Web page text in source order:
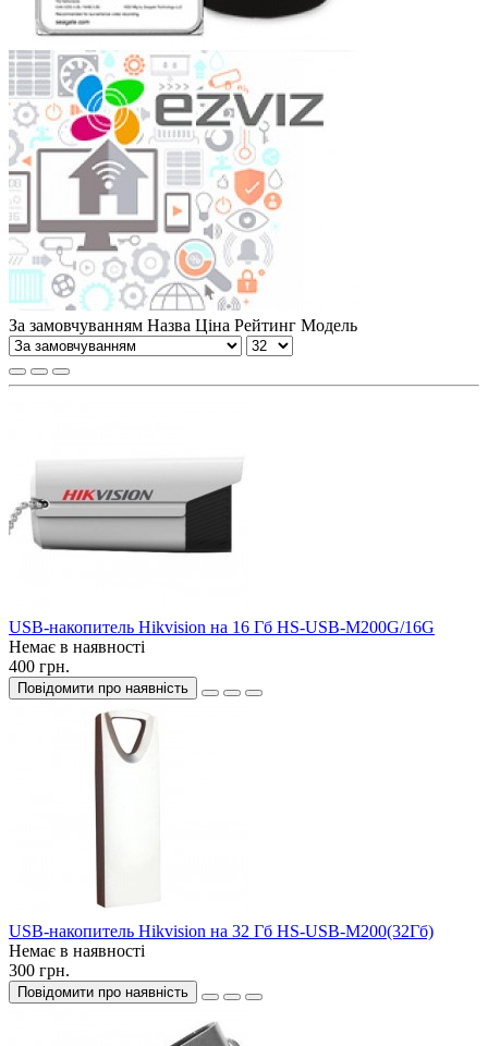
За замовчуванням Назва Ціна Рейтинг Модель
USB-накопитель Hikvision на 16 Гб HS-USB-M200G/16G
Немає в наявності
400 грн.
Повідомити про наявність
USB-накопитель Hikvision на 32 Гб HS-USB-M200(32Гб)
Немає в наявності
300 грн.
Повідомити про наявність